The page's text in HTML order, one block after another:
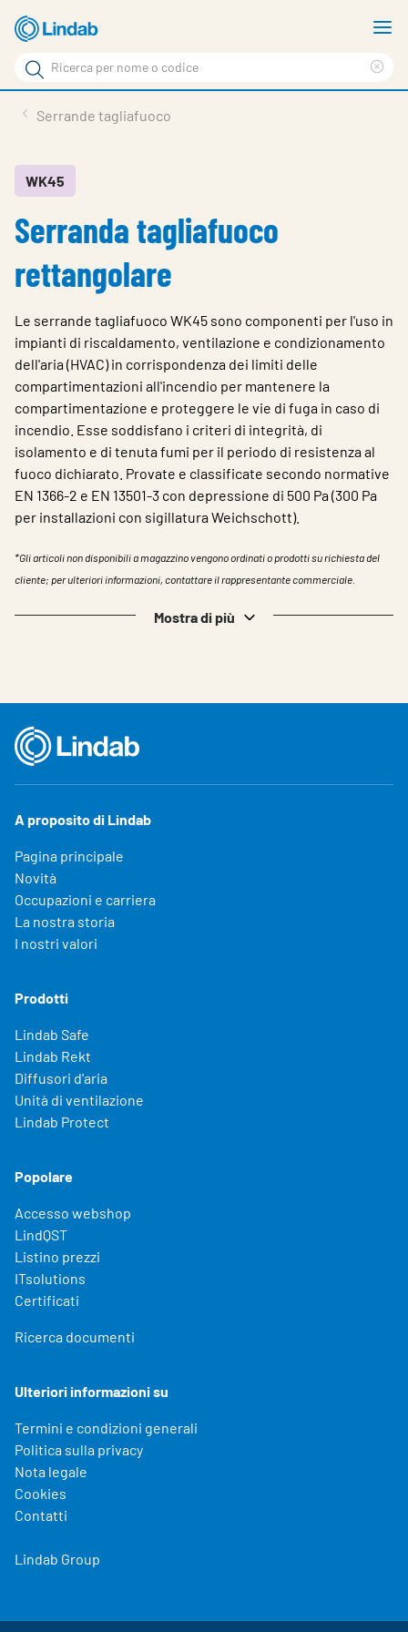
Log
visionare
Cerca
Cerca
Su Lindab
Su Tecnovent
Scegliere la lingua
Serrande tagliafuoco
WK45
Serranda tagliafuoco
rettangolare
Le serrande tagliafuoco WK45 sono componenti per l'uso in
impianti di riscaldamento, ventilazione e condizionamento
dell'aria (HVAC) in corrispondenza dei limiti delle
compartimentazioni all'incendio per mantenere la
compartimentazione e proteggere le vie di fuga in caso di
incendio. Esse soddisfano i criteri di integrità, di
isolamento e di tenuta fumi per il periodo di resistenza al
fuoco dichiarato. Provate e classificate secondo normative
EN 1366-2 e EN 13501-3 con depressione di 500 Pa (300 Pa
per installazioni con sigillatura Weichschott).
*Gli articoli non disponibili a magazzino vengono ordinati o prodotti su richiesta del
cliente; per ulteriori informazioni, contattare il rappresentante commerciale.
Mostra di più
A proposito di Lindab
Pagina principale
Novità
Occupazioni e carriera
La nostra storia
I nostri valori
Prodotti
Lindab Safe
Lindab Rekt
Diffusori d'aria
Unità di ventilazione
Lindab Protect
Popolare
Accesso webshop
LindQST
Listino prezzi
ITsolutions
Certificati
Ricerca documenti
Ulteriori informazioni su
Termini e condizioni generali
Politica sulla privacy
Nota legale
Cookies
Contatti
Lindab Group